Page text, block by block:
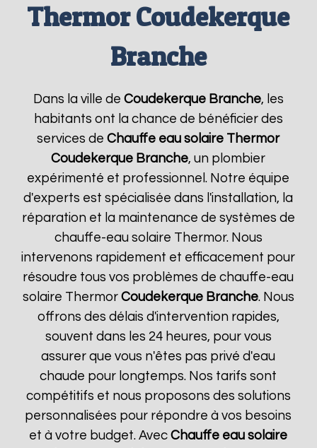
Thermor Coudekerque
Branche
Dans la ville de Coudekerque Branche, les
habitants ont la chance de bénéficier des
services deChauffe eau solaire Thermor
Coudekerque Branche, un plombier
expérimenté et professionnel. Notre équipe
d'experts est spécialisée dans l'installation, la
réparation et la maintenance de systèmes de
chauffe-eau solaire Thermor. Nous
intervenons rapidement et efficacement pour
résoudre tous vos problèmes de chauffe-eau
solaire Thermor Coudekerque Branche. Nous
offrons des délais d'intervention rapides,
souvent dans les 24 heures, pour vous
assurer que vous n'êtes pas privé d'eau
chaude pour longtemps. Nos tarifs sont
compétitifs et nous proposons des solutions
personnalisées pour répondre à vos besoins
et à votre budget. AvecChauffe eau solaire